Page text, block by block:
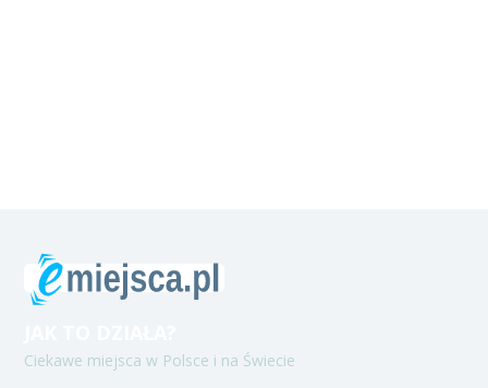
Ciekawe miejsca w Polsce i na Świecie